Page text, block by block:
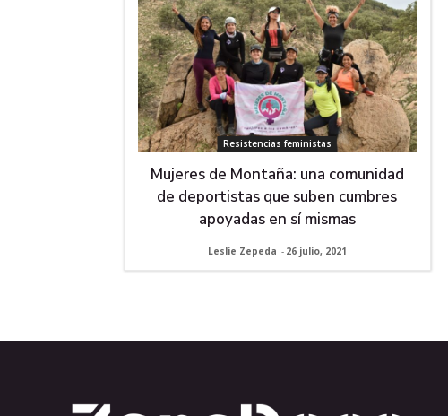
Resistencias feministas
Mujeres de Montaña: una comunidad
de deportistas que suben cumbres
apoyadas en sí mismas
Leslie Zepeda - 26 julio, 2021